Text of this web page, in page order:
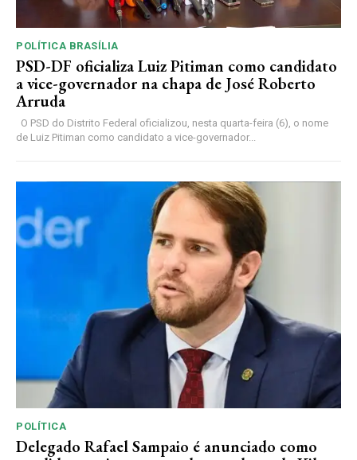
POLÍTICA BRASÍLIA
PSD-DF oficializa Luiz Pitiman como candidato
a vice-governador na chapa de José Roberto
Arruda
de Luiz Pitiman como candidato a vice-governador...
POLÍTICA
Delegado Rafael Sampaio é anunciado como